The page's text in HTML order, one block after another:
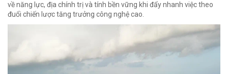
về năng lực, địa chính trị và tính bền vững khi đẩy nhanh việc theo
đuổi chiến lược tăng trưởng công nghệ cao.